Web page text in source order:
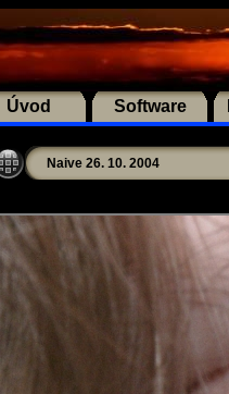
Úvod Software
Naive 26. 10. 2004